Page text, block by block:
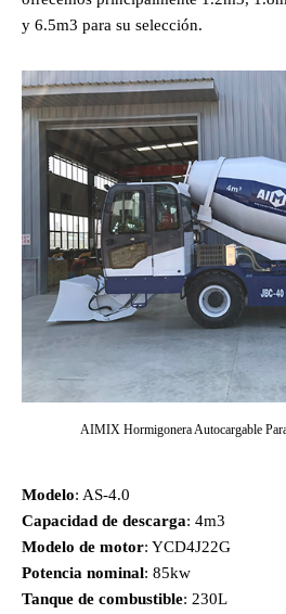
y 6.5m3 para su selección.
AIMIX Hormigonera Autocargable
Modelo: AS-4.0
Capacidad de descarga: 4m3
Modelo de motor: YCD4J22G
Potencia nominal: 85kw
Tanque de combustible: 230L